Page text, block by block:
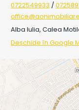
0722549933 /
Alba Iulia, Calea
Deschide în Google